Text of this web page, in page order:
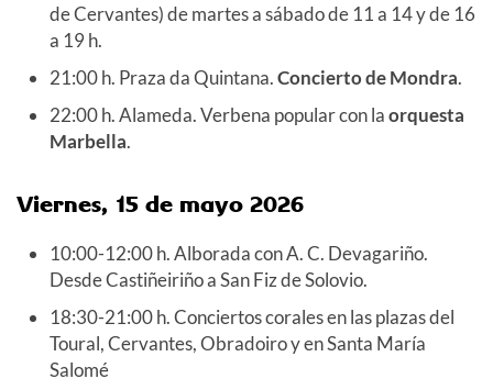
de Cervantes) de martes a sábado de 11 a 14 y de 16
a 19 h.
21:00 h. Praza da Quintana.Concierto de Mondra.
22:00 h. Alameda. Verbena popular con laorquesta
Marbella.
Viernes, 15 de mayo 2026
10:00-12:00 h. Alborada con A. C. Devagariño.
Desde Castiñeiriño a San Fiz de Solovio.
18:30-21:00 h. Conciertos corales en las plazas del
Toural, Cervantes, Obradoiro y en Santa María
Salomé